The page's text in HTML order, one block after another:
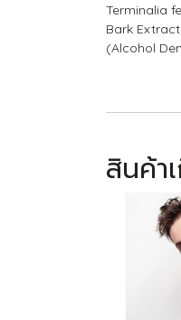
Terminalia
Bark
(Alcohol
สินค้า